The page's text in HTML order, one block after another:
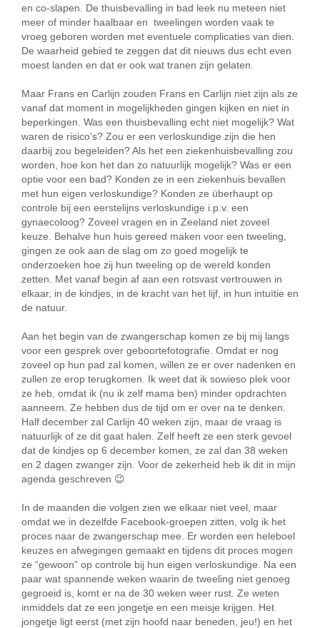
en co-slapen. De thuisbevalling in bad leek nu meteen niet
meer of minder haalbaar en tweelingen worden vaak te
vroeg geboren worden met eventuele complicaties van dien.
De waarheid gebied te zeggen dat dit nieuws dus echt even
moest landen en dat er ook wat tranen zijn gelaten.
Maar Frans en Carlijn zouden Frans en Carlijn niet zijn als ze
vanaf dat moment in mogelijkheden gingen kijken en niet in
beperkingen. Was een thuisbevalling echt niet mogelijk? Wat
waren de risico’s? Zou er een verloskundige zijn die hen
daarbij zou begeleiden? Als het een ziekenhuisbevalling zou
worden, hoe kon het dan zo natuurlijk mogelijk? Was er een
optie voor een bad? Konden ze in een ziekenhuis bevallen
met hun eigen verloskundige? Konden ze überhaupt op
controle bij een eerstelijns verloskundige i.p.v. een
gynaecoloog? Zoveel vragen en in Zeeland niet zoveel
keuze. Behalve hun huis gereed maken voor een tweeling,
gingen ze ook aan de slag om zo goed mogelijk te
onderzoeken hoe zij hun tweeling op de wereld konden
zetten. Met vanaf begin af aan een rotsvast vertrouwen in
elkaar, in de kindjes, in de kracht van het lijf, in hun intuïtie en
de natuur.
Aan het begin van de zwangerschap komen ze bij mij langs
voor een gesprek over geboortefotografie. Omdat er nog
zoveel op hun pad zal komen, willen ze er over nadenken en
zullen ze erop terugkomen. Ik weet dat ik sowieso plek voor
ze heb, omdat ik (nu ik zelf mama ben) minder opdrachten
aanneem. Ze hebben dus de tijd om er over na te denken.
Half december zal Carlijn 40 weken zijn, maar de vraag is
natuurlijk of ze dit gaat halen. Zelf heeft ze een sterk gevoel
dat de kindjes op 6 december komen, ze zal dan 38 weken
en 2 dagen zwanger zijn. Voor de zekerheid heb ik dit in mijn
agenda geschreven 😉
In de maanden die volgen zien we elkaar niet veel, maar
omdat we in dezelfde Facebook-groepen zitten, volg ik het
proces naar de zwangerschap mee. Er worden een heleboel
keuzes en afwegingen gemaakt en tijdens dit proces mogen
ze “gewoon” op controle bij hun eigen verloskundige. Na een
paar wat spannende weken waarin de tweeling niet genoeg
gegroeid is, komt er na de 30 weken weer rust. Ze weten
inmiddels dat ze een jongetje en een meisje krijgen. Het
jongetje ligt eerst (met zijn hoofd naar beneden, jeu!) en het